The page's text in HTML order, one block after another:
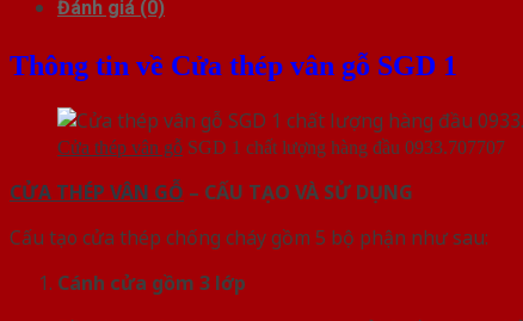
Đánh giá (0)
Thông tin về Cửa thép vân gỗ SGD 1
Cửa thép vân gỗ SGD 1 chất lượng hàng đầu 0933.707707
CỬA THÉP VÂN GỖ – CẤU TẠO VÀ SỬ DỤNG
Cấu tạo cửa thép chống cháy gồm 5 bộ phận như sau:
Cánh cửa gồm 3 lớp